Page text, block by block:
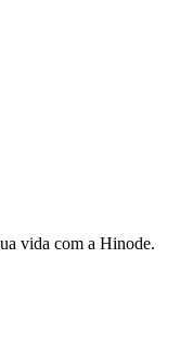
vida com a Hinode.